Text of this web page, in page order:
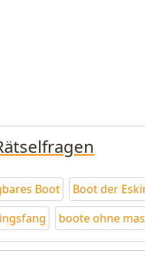
Boot
Boot der
boote ohne